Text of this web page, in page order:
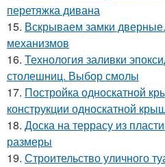
перетяжка дивана
15. Вскрываем замки
механизмов
16. Технология заливки
столешниц. Выбор смолы
17. Постройка односкатной
конструкции односкатной
18. Доска на террасу из
размеры
19. Строительство уличного